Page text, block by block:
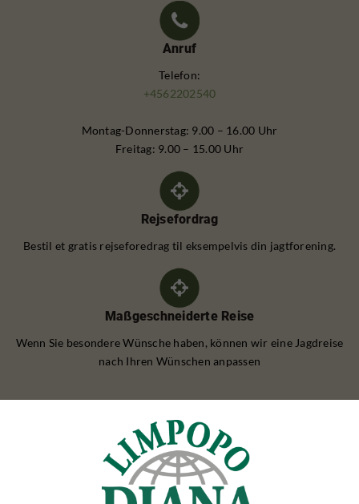
Anruf
Telefon:
+4562202540
Montag-Donnerstag: 9.00 – 16.00 Uhr
Freitag: 9.00 – 15.00 Uhr
Rejsefordrag
Bestil et gratis rejseforedrag til eksempelvis din jagtforening.
Maßgeschneiderte Reise
Wenn Sie besondere Wünsche haben, können wir eine Jagdreise
nach Ihren Wünschen anpassen
REHBOCKJAGD
Rehbockjagd Polen
Rehbockjagd Rumänien